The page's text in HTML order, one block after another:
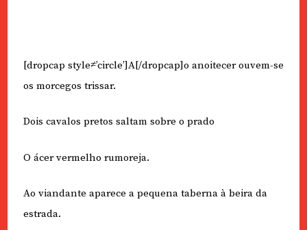
[dropcap style≠’circle’]A[/dropcap]o anoitecer ouvem-se
os morcegos trissar.
Dois cavalos pretos saltam sobre o prado
O ácer vermelho rumoreja.
Ao viandante aparece a pequena taberna à beira da
estrada.